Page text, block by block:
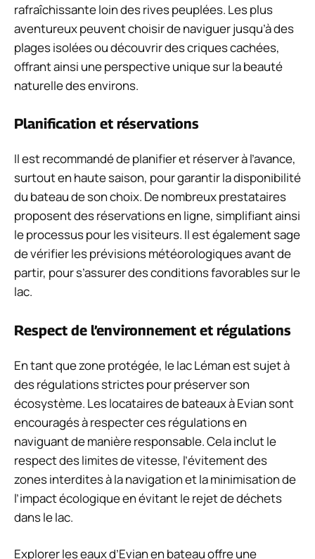
rafraîchissante loin des rives peuplées. Les plus
aventureux peuvent choisir de naviguer jusqu’à des
plages isolées ou découvrir des criques cachées,
offrant ainsi une perspective unique sur la beauté
naturelle des environs.
Planification et réservations
Il est recommandé de planifier et réserver à l’avance,
surtout en haute saison, pour garantir la disponibilité
du bateau de son choix. De nombreux prestataires
proposent des réservations en ligne, simplifiant ainsi
le processus pour les visiteurs. Il est également sage
de vérifier les prévisions météorologiques avant de
partir, pour s’assurer des conditions favorables sur le
lac.
Respect de l’environnement et régulations
En tant que zone protégée, le lac Léman est sujet à
des régulations strictes pour préserver son
écosystème. Les locataires de bateaux à Evian sont
encouragés à respecter ces régulations en
naviguant de manière responsable. Cela inclut le
respect des limites de vitesse, l’évitement des
zones interdites à la navigation et la minimisation de
l’impact écologique en évitant le rejet de déchets
dans le lac.
Explorer les eaux d’Evian en bateau offre une